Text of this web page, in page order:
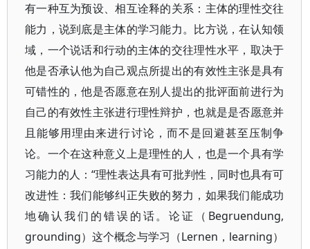
有一种互为预设、相互诠释的关系：主体的理性交往
能力，说到底是主体的学习能力。比方说，在认知领
域，一个说话和行动的主体的交往理性水平，取决于
他是否承认他为自己观点所提出的有效性主张是具有
可错性的，他是否愿意在别人提出的批评面前进行为
自己的有效性主张进行理性辩护，也就是是否愿意并
且能够用理由来进行讨论，而不是回避甚至压制争
论。一个在这种意义上是理性的人，也是一个具有学
习能力的人：“理性表达具有可批判性，同时也具有可
改进性：我们能够纠正失败的努力，如果我们能成功
地确认我们的错误的话。论证（Begruendung,
grounding）这个概念与学习（Lernen，learning）